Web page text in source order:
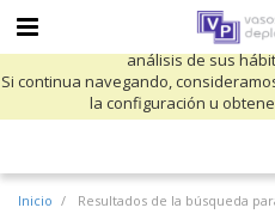
Utilizamos cookies propias y de
y mostrarle publicidad
análisis de sus
Si continua navegando,
la configuración u
Inicio Resultados de la búsqueda